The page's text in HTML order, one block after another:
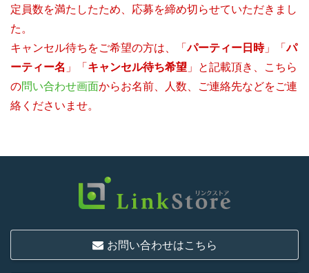
定員数を満たしたため、応募を締め切らせていただきまし
た。
キャンセル待ちをご希望の方は、「パーティー日時」「パ
ーティー名 」「キャンセル待ち希望 」と記載頂き、こちら
の問い合わせ画面からお名前、人数、ご連絡先などをご連
絡くださいませ。
お問い合わせはこちら